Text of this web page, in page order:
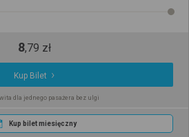
8,79 zł
Kup Bilet
dla jednego pasażera bez ulgi
Kup bilet miesięczny